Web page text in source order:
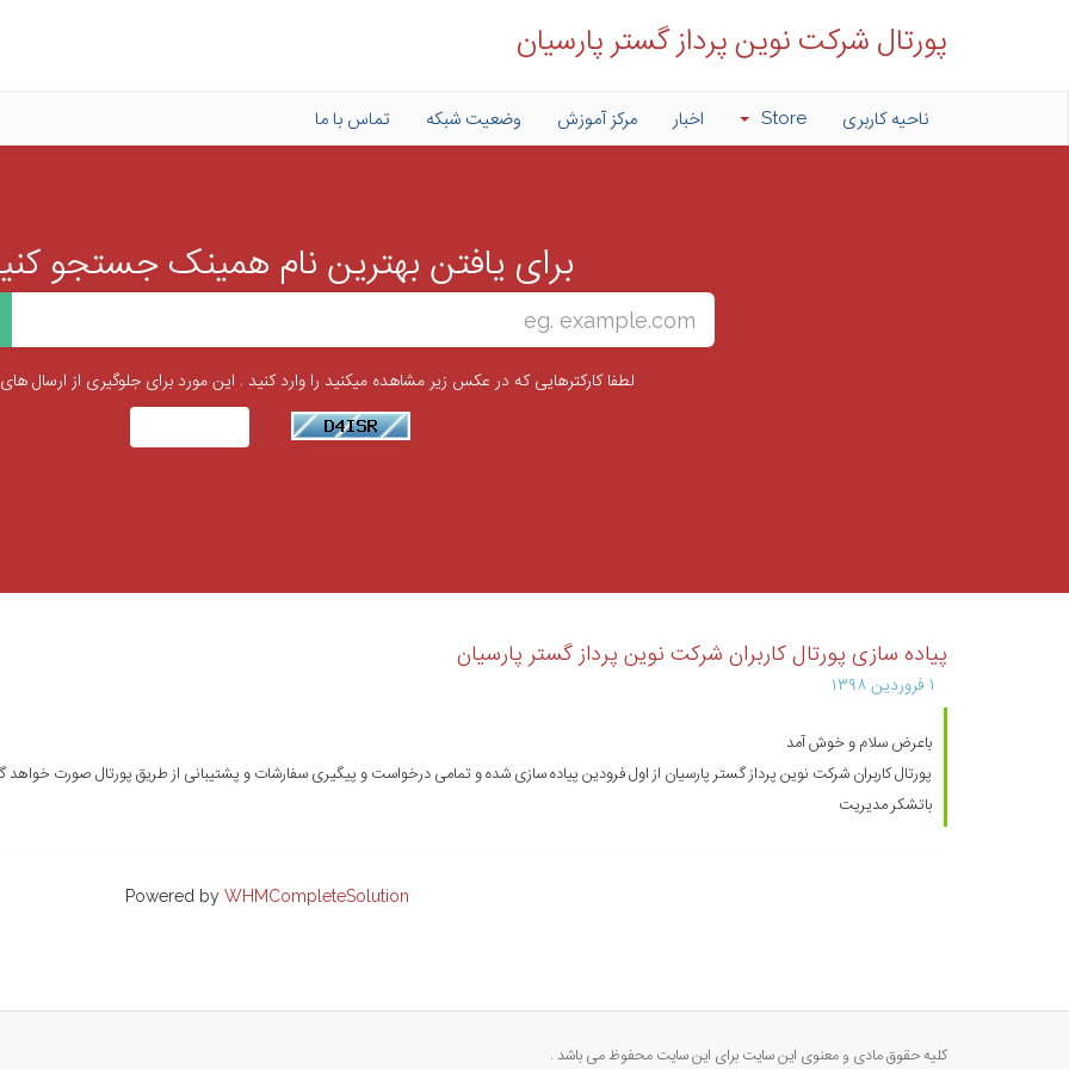
پورتال شرکت نوین پرداز گستر پارسیان
ناحیه کاربری Store اخبار مرکز آموزش وضعیت شبکه تماس با ما
برای یافتن بهترین نام همینک جستجو
لطفا کارکترهایی که در عکس زیر مشاهده میکنید را وارد کنید . این مورد برای جلوگیری از ارسال های
پیاده سازی پورتال کاربران شرکت نوین پرداز گستر پارسیان
۱ فروردین ۱۳۹۸
باعرض سلام و خوش آمد
پورتال کاربران شرکت نوین پرداز گستر پارسیان از اول فرودین پیاده سازی شده و تمامی درخواست و پیگیری سفارشات و پشتیبانی از طریق پورتال صورت خواهد
باتشکر مدیریت
Powered by WHMCompleteSolution
کلیه حقوق مادی و معنوی این سایت برای این سایت محفوظ می باشد .